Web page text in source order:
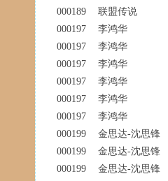
000189
联盟传说
000197
李鸿华
000197
李鸿华
000197
李鸿华
000197
李鸿华
000197
李鸿华
000197
李鸿华
000199
金思达-沈思锋
000199
金思达-沈思锋
000199
金思达-沈思锋